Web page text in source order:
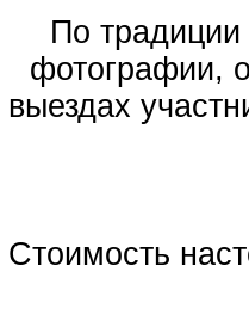
По традиции
фотографии,
выездах
Стоимость